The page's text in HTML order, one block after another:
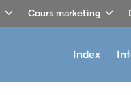
Cours marketing
Index